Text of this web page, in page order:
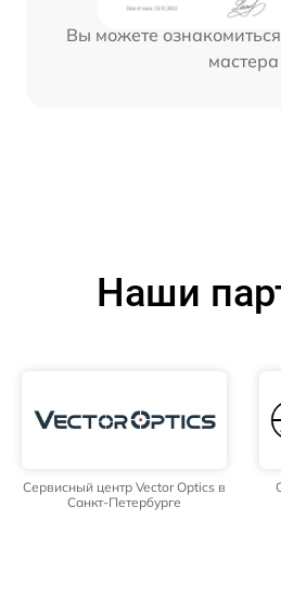
Вы можете
мастера
Наши
Сервисный центр Vector Optics в
Санкт-Петербурге